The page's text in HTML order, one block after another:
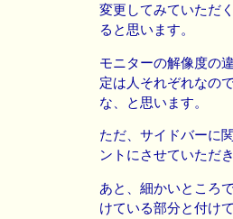
変更してみていただ
ると思います。
モニターの解像度の
定は人それぞれなの
な、と思います。
ただ、サイドバーに
ントにさせていただ
あと、細かいところ
けている部分と付け